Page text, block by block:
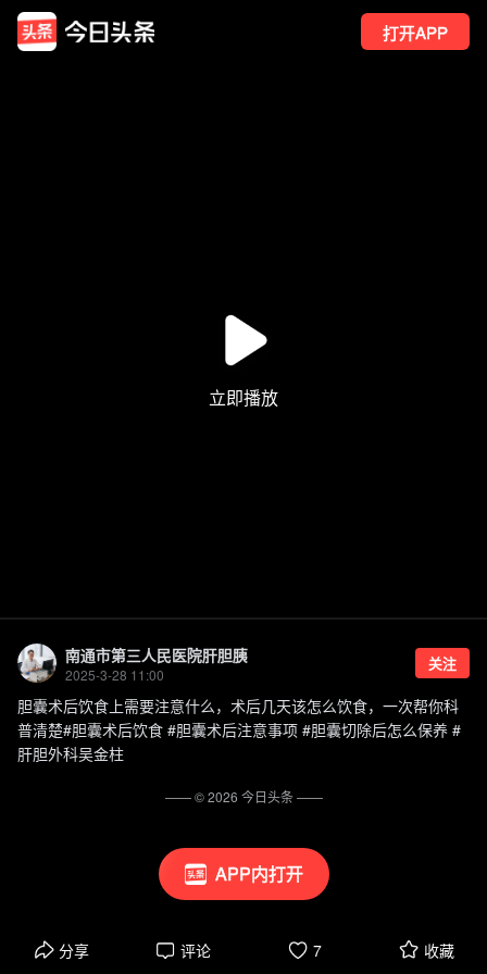
打开APP
APP内打开
南通市第三人民医院肝胆胰
2025-3-28 11:00
关注
胆囊术后饮食上需要注意什么，术后几天该怎么饮食，一次帮你科
普清楚#胆囊术后饮食 #胆囊术后注意事项 #胆囊切除后怎么保养 #
肝胆外科吴金柱
分享 评论 7 收藏
—— ©2026 今日头条——